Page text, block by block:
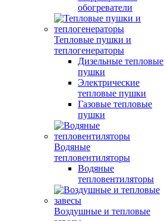
обогреватели
Тепловые пушки и
теплогенераторы
Дизельные тепловые
пушки
Электрические
тепловые пушки
Газовые тепловые
пушки
Водяные
тепловентиляторы
Водяные
тепловентиляторы
Воздушные и тепловые